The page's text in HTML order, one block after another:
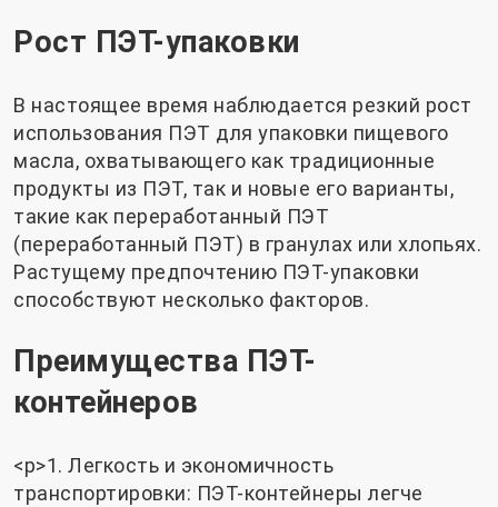
Рост ПЭТ-упаковки
В настоящее время наблюдается резкий рост
использования ПЭТ для упаковки пищевого
масла, охватывающего как традиционные
продукты из ПЭТ, так и новые его варианты,
такие как переработанный ПЭТ
(переработанный ПЭТ) в гранулах или хлопьях.
Растущему предпочтению ПЭТ-упаковки
способствуют несколько факторов.
Преимущества ПЭТ-
контейнеров
<р>1. Легкость и экономичность
транспортировки: ПЭТ-контейнеры легче